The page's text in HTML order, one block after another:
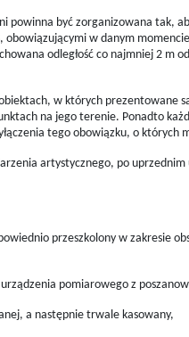
być zorganizowana tak,
w danym
odległość co najmniej 2 m
w których prezentowane
na jego terenie. Ponadto
tego obowiązku, o których
artystycznego, po uprzednim
przeszkolony w zakresie
pomiarowego z
a następnie trwale kasowany,